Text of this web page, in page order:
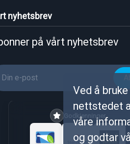
nyhetsbrev
på vårt nyhetsbrev
Godkjenninger
Ved å
nettstedet
våre
og godtar